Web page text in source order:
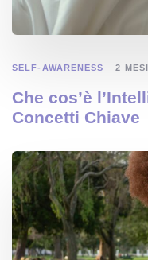
SELF-AWARENESS 2
Che cos’è
Concetti Chiave